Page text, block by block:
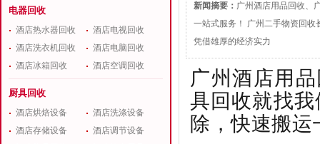
电器回收
酒店热水器回收
酒店电视回收
酒店洗衣机回收
酒店电脑回收
酒店冰箱回收
酒店空调回收
厨具回收
酒店烘焙设备
酒店洗涤设备
酒店存储设备
酒店调节设备
新闻摘要： 广州酒店用品回收、
一站式服务！ 广州二手物资回
凭借雄厚的经济实力
广州酒店用
具回收就找
除，快速搬